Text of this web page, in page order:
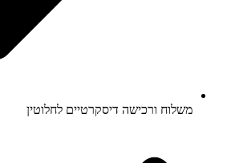
משלוח ורכישה דיסקרטיים לחלוטין